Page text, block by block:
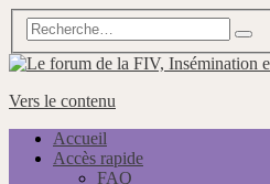
Vers le contenu
Accueil
Accès rapide
FAQ